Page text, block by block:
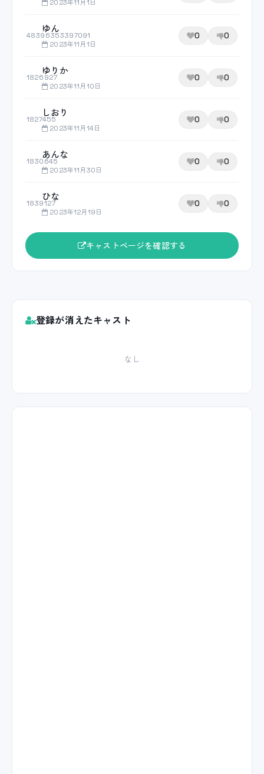
2023年11月1日
48396353397091
ゆん
2023年11月1日
0 0
1826927
ゆりか
2023年11月10日
0 0
1827455
しおり
2023年11月14日
0 0
1830645
あんな
2023年11月30日
0 0
1839127
ひな
2023年12月19日
0 0
キャストページを確認する
登録が消えたキャスト
なし